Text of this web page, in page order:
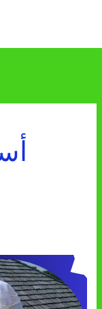
شركة
عزل
فوم